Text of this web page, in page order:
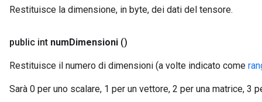
Restituisce la dimensione, in byte, dei dati del tensore.
public int numDimensioni ()
Restituisce il numero di dimensioni (a volte indicato come
Sarà 0 per uno scalare, 1 per un vettore, 2 per una matrice, 3